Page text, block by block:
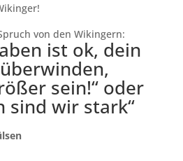
von den Wikingern:
ist ok, dein
sein!“ oder
sind wir stark“